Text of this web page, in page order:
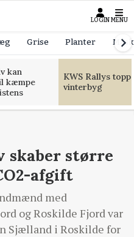
LOGIN MENU
Grise Planter
kan
kæmpe
KWS Rallys
vinterbyg
skaber større
afgift
med
og Roskilde Fjord var
Sjælland i Roskilde for